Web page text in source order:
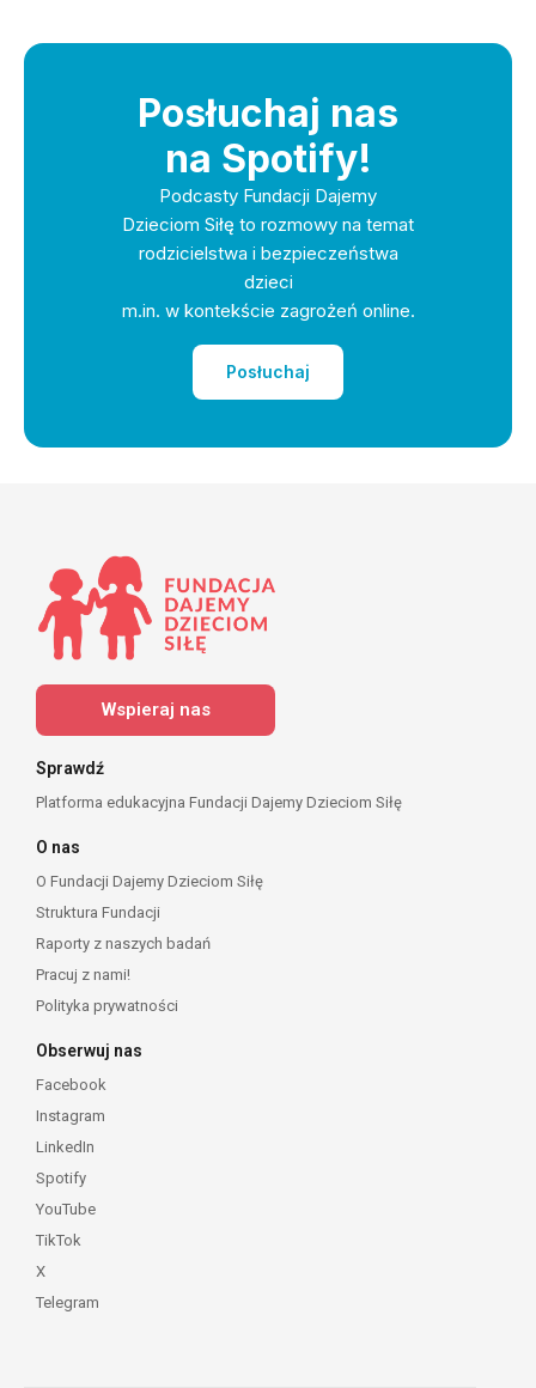
Posłuchaj nas
na Spotify!
Podcasty Fundacji Dajemy
Dzieciom Siłę to rozmowy na temat
rodzicielstwa i bezpieczeństwa
dzieci
m.in. w kontekście zagrożeń online.
Posłuchaj
Wspieraj nas
Sprawdź
Platforma edukacyjna Fundacji Dajemy Dzieciom Siłę
O nas
O Fundacji Dajemy Dzieciom Siłę
Struktura Fundacji
Raporty z naszych badań
Pracuj z nami!
Polityka prywatności
Obserwuj nas
Facebook
Instagram
LinkedIn
Spotify
YouTube
TikTok
X
Telegram